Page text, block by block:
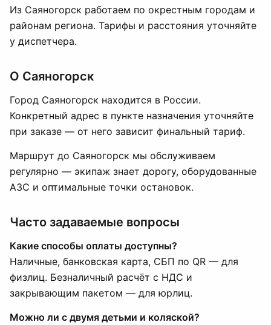
Из Саяногорск работаем по окрестным городам и
районам региона. Тарифы и расстояния уточняйте
у диспетчера.
О Саяногорск
Город Саяногорск находится в России.
Конкретный адрес в пункте назначения уточняйте
при заказе — от него зависит финальный тариф.
Маршрут до Саяногорск мы обслуживаем
регулярно — экипаж знает дорогу, оборудованные
АЗС и оптимальные точки остановок.
Часто задаваемые вопросы
Какие способы оплаты доступны?
Наличные, банковская карта, СБП по QR — для
физлиц. Безналичный расчёт с НДС и
закрывающим пакетом — для юрлиц.
Можно ли с двумя детьми и коляской?